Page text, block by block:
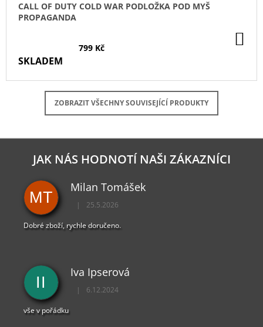
CALL OF DUTY COLD WAR PODLOŽKA POD MYŠ
PROPAGANDA
799 Kč
SKLADEM
ZOBRAZIT VŠECHNY SOUVISEJÍCÍ PRODUKTY
JAK NÁS HODNOTÍ NAŠI ZÁKAZNÍCI
MT
Milan Tomášek
Hodnocení obchodu je 5 z 5 hvězdiček.
| 25.5.2026
Dobré zboží, rychle doručeno.
II
Iva Ipserová
Hodnocení obchodu je 5 z 5 hvězdiček.
| 6.12.2024
vše v pořádku